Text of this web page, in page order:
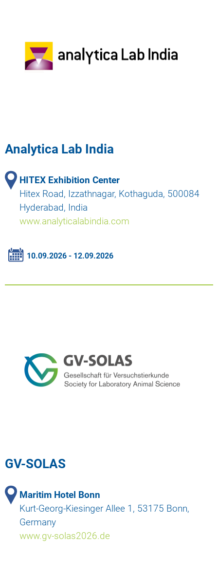
Analytica Lab India
HITEX Exhibition Center
Hitex Road, Izzathnagar, Kothaguda, 500084
Hyderabad, India
www.analyticalabindia.com
10.09.2026 - 12.09.2026
GV-SOLAS
Maritim Hotel Bonn
Kurt-Georg-Kiesinger Allee 1, 53175 Bonn,
Germany
www.gv-solas2026.de